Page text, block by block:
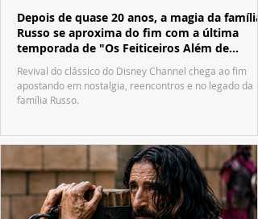
Depois de quase 20 anos, a magia da família
Russo se aproxima do fim com a última
temporada de "Os Feiticeiros Além de
Revival do clássico do Disney Channel chega ao fim
apostando em nostalgia, reencontros e no legado da
família Russo.